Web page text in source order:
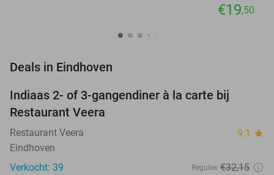
€19,50
Deals in Eindhoven
Indiaas 2- of 3-gangendiner à la carte bij
Restaurant Veera
Restaurant Veera 9.1 star
Eindhoven
Verkocht: 39
Regulier €32,15